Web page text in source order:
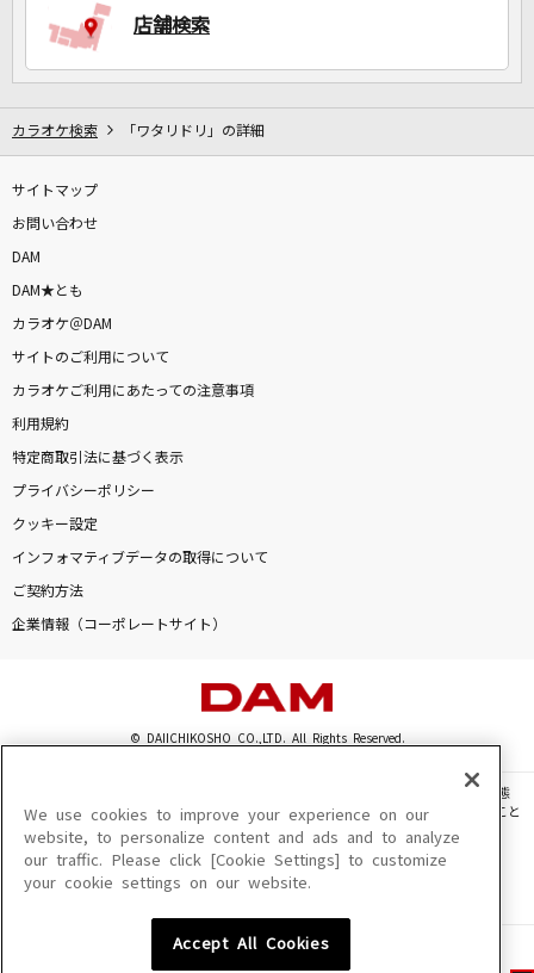
店舗検索
カラオケ検索 「ワタリドリ」の詳細
サイトマップ
お問い合わせ
DAM
DAM★とも
カラオケ＠DAM
サイトのご利用について
カラオケご利用にあたっての注意事項
利用規約
特定商取引法に基づく表示
プライバシーポリシー
クッキー設定
インフォマティブデータの取得について
ご契約方法
企業情報（コーポレートサイト）
© DAIICHIKOSHO CO.,LTD. All Rights Reserved.
このサイトに掲載されている一切の文章・画像・写真・動画・音声等を、手段や形態
を問わず、著作権法の定める範囲を超えて無断で複製、転載、ファイル化などすること
を禁じます。
楽曲及びコンテンツは、機種によりご利用いただけない場合があります。
楽曲及びコンテンツの配信日、配信内容が変更になる場合があります。
We use cookies to improve your experience on our
website, to personalize content and ads and to analyze
our traffic. Please click [Cookie Settings] to customize
your cookie settings on our website.
Accept All Cookies